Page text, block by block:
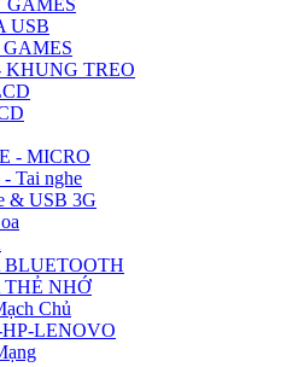
USB
TREO
- MICRO
- Tai nghe
& USB 3G
BLUETOOTH
THẺ NHỚ
Chủ
LENOVO